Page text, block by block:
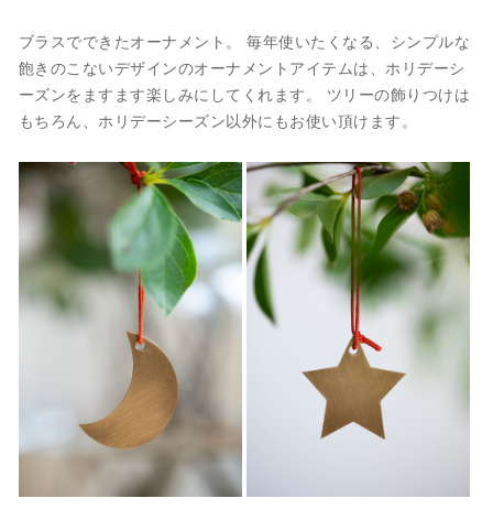
ブラスでできたオーナメント。 毎年使いたくなる、シンプルな
飽きのこないデザインのオーナメントアイテムは、ホリデーシ
ーズンをますます楽しみにしてくれます。 ツリーの飾りつけは
もちろん、ホリデーシーズン以外にもお使い頂けます。